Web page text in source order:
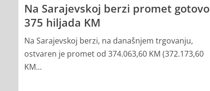
Na Sarajevskoj berzi promet gotovo
375 hiljada KM
Na Sarajevskoj berzi, na današnjem trgovanju,
ostvaren je promet od 374.063,60 KM (372.173,60
KM...